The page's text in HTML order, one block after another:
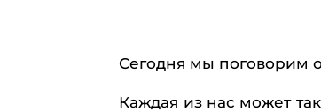
Сегодня мы поговорим
Каждая из нас может